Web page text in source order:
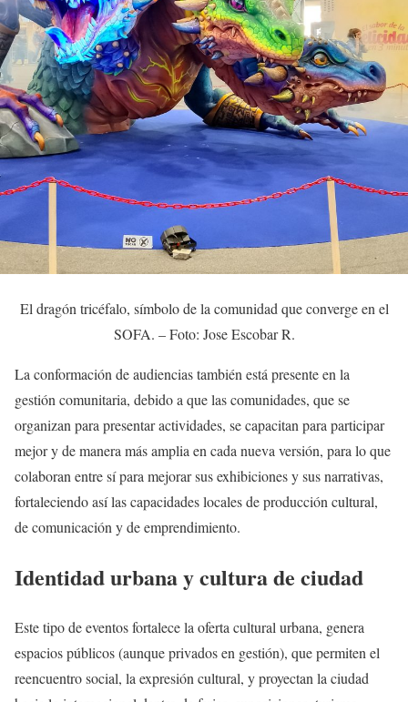
El dragón tricéfalo, símbolo de la comunidad que converge en el
SOFA. – Foto: Jose Escobar R.
La conformación de audiencias también está presente en la
gestión comunitaria, debido a que las comunidades, que se
organizan para presentar actividades, se capacitan para participar
mejor y de manera más amplia en cada nueva versión, para lo que
colaboran entre sí para mejorar sus exhibiciones y sus narrativas,
fortaleciendo así las capacidades locales de producción cultural,
de comunicación y de emprendimiento.
Identidad urbana y cultura de ciudad
Este tipo de eventos fortalece la oferta cultural urbana, genera
espacios públicos (aunque privados en gestión), que permiten el
reencuentro social, la expresión cultural, y proyectan la ciudad